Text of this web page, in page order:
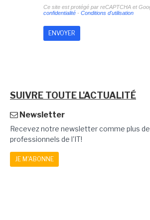
Ce site est protégé par reCAPTCHA et
confidentialité- Conditions d'utilisation
SUIVRE TOUTE L'ACTUALITÉ
Newsletter
Recevez notre newsletter comme plus
professionnels de l'IT!
JE M'ABONNE